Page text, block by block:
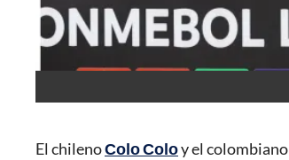
El chilenoColo Coloy el colombiano